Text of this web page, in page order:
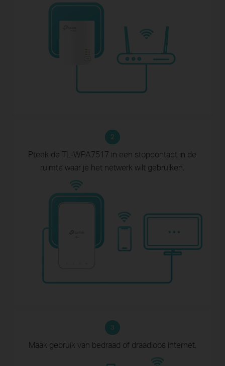
2
Pteek de TL-WPA7517 in een stopcontact in de
ruimte waar je het netwerk wilt gebruiken.
3
Maak gebruik van bedraad of draadloos internet.